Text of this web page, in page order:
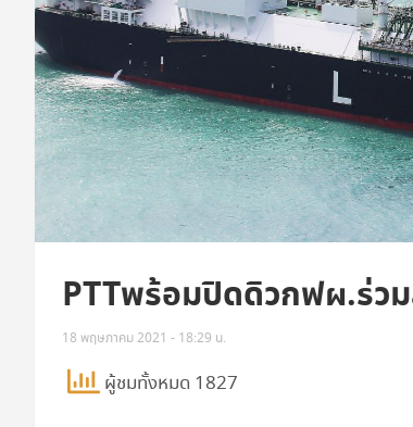
PTTพร้อมปิดดิวกฟผ.ร่ว
18 พฤษภาคม 2021 - 18:29 น.
ผู้ชมทั้งหมด 1827